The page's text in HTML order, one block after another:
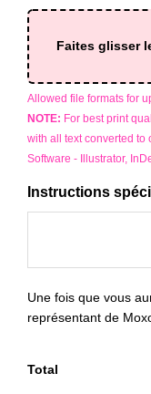
Faites glisser
Allowed file formats for
NOTE: For best print
with all text converted to
Software - Illustrator,
Instructions
Une fois que vous
représentant de
Total